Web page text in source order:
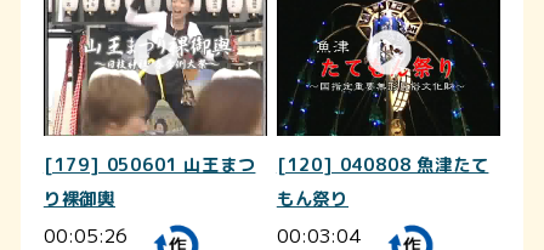
[179] 050601 山王まつ
り裸御輿
00:05:26
[120] 040808 魚津たて
もん祭り
00:03:04